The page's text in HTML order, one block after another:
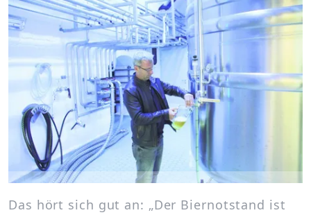
Das hört sich gut an: „Der Biernotstand ist